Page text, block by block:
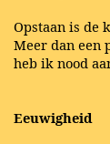
Opstaan is de
Meer dan een
heb ik nood
Eeuwigheid